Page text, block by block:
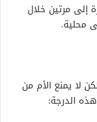
إلى مرتين خلال
محلية.
صغير (%6 إلى 10.5%)، لكن لا يمنع الأم من
الدرجة: